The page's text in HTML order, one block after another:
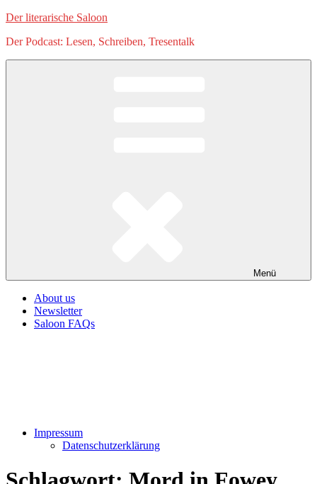
Zum
springen
Der literarische Saloon
Der Podcast: Lesen, Schreiben, Tresentalk
Menü
About us
Newsletter
Saloon FAQs
Impressum
Datenschutzerklärung